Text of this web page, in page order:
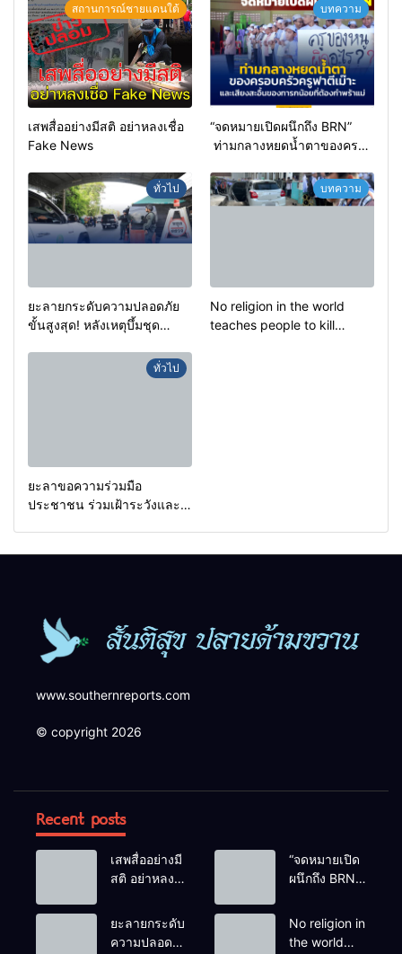
สถานการณ์ชายแดนใต้
เสพสื่ออย่างมีสติ อย่าหลงเชื่อ
Fake News
บทความ
“จดหมายเปิดผนึกถึง BRN”
ท่ามกลางหยดน้ำตาของครอบ
สะอื้นของทารกน้อยที่ต้อง
กำพร้าแม่
ทั่วไป
ยะลายกระดับความปลอดภัย
ขั้นสูงสุด! หลังเหตุบึ้มชุด
กรองเตือนเฝ้าระวังแกนนำสั่ง
บทความ
No religion in the world
teaches people to kill
ทั่วไป
ยะลาขอความร่วมมือ
ประชาชน ร่วมเฝ้าระวังและ
www.southernreports.com
© copyright 2026
Recent posts
เสพสื่ออย่างมี
สติ อย่าหลง
“จดหมายเปิด
ผนึกถึง BRN”
หยดน้ำตาของ
ครอบครัวครู
ยะลายกระดับ
ความปลอดภัย
No religion in
the world